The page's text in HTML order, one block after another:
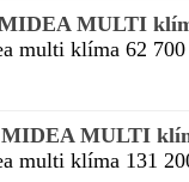
MULTI
multi klíma 62
MULTI
multi klíma 131